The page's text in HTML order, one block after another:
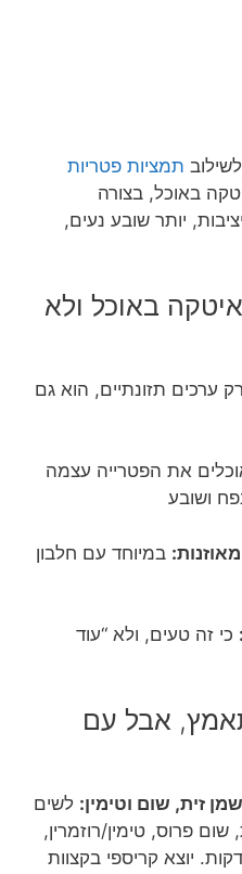
תמציות פטריות
באוכל, בצורה
יותר שובע נעים,
באוכל ולא
ערכים תזונתיים, הוא גם
את הפטרייה עצמה
ושובע
במיוחד עם חלבון
כי זה טעים, ולא “עוד
אבל עם
זית, שום וטימין: לשים
פרוס, טימין/רוזמרין,
מלח-פלפל. 20–25 דקות. יוצא קריספי בקצוות